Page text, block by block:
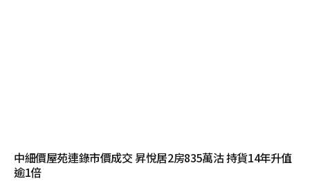
中細價屋苑連錄市價成交 昇悅居2房835萬沽 持貨14年升值
逾1倍